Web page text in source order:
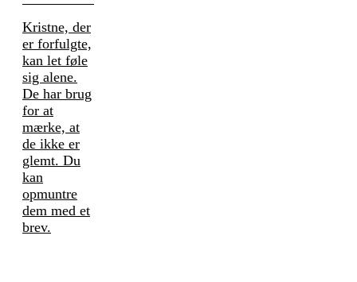
Kristne, der
er forfulgte,
kan let føle
sig alene.
De har brug
for at
mærke, at
de ikke er
glemt. Du
kan
opmuntre
dem med et
brev.